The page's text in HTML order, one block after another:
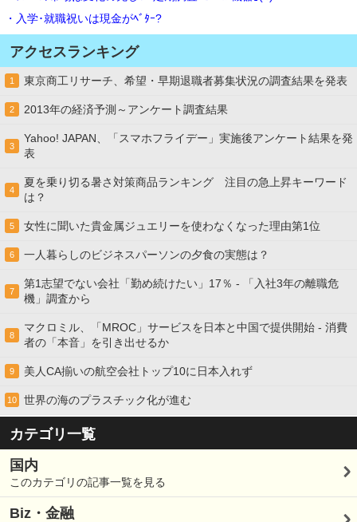
・入学･就職祝いは現金がﾍﾞﾀｰ?
アクセスランキング
1 東京商工リサーチ、希望・早期退職者募集状況の調査結果を発表
2 2013年の経済予測～アンケート調査結果
3
Yahoo! JAPAN、「スマホフライデー」実施後アンケート結果を発
表
4
夏を乗り切る暑さ対策商品ランキング 注目の急上昇キーワード
は？
5 女性に聞いた貴金属ジュエリーを使わなくなった理由第1位
6 一人暮らしのビジネスパーソンの夕食の実態は？
7
第1志望でない会社「勤め続けたい」17％ - 「入社3年の離職危
機」調査から
8
マクロミル、「MROC」サービスを日本と中国で提供開始 - 消費
者の「本音」を引き出せるか
9 美人CA揃いの航空会社トップ10に日本入れず
10 世界の海のプラスチック化が進む
カテゴリ一覧
国内
このカテゴリの記事一覧を見る
Biz・金融